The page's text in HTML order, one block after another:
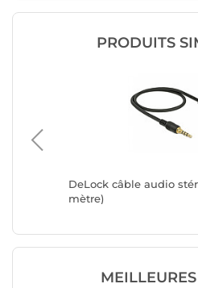
PRODUITS
DeLock câble audio
mètre)